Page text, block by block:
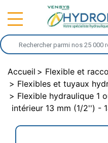
Accueil
Flexible et
Flexibles et tuyaux
Flexible hydraulique 1
intérieur 13 mm (1/2'') -